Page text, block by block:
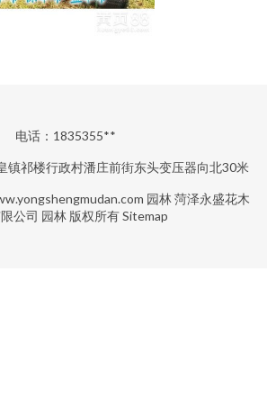
电话：1835355**
镇祁楼行政村潘庄前街东头变压器向北30米
园林菏泽永盛花木
公司 园林 版权所有Sitemap